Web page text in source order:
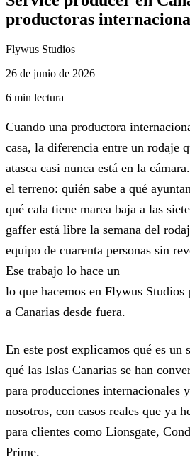
productoras
Flywus Studios
26 de junio de 2026
6 min lectura
Cuando una productora
casa, la diferencia entre un rodaje
atasca casi nunca está en la
el terreno: quién sabe a qué
qué cala tiene marea baja a las
gaffer está libre la semana del
equipo de cuarenta personas sin
Ese trabajo lo hace un
lo que hacemos en Flywus Studios
a Canarias desde fuera.
En este post explicamos qué es un
qué las Islas Canarias se han
para producciones internacionales
nosotros, con casos reales que ya
para clientes como Lionsgate,
Prime.